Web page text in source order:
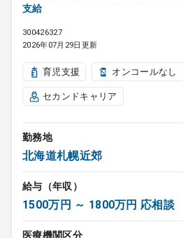
支給
300426327
2026年07月29日更新
育児支援 オンコールなし
セカンドキャリア
勤務地
北海道札幌近郊
給与（年収）
1500万円 ～ 1800万円 応相談
医療機関区分